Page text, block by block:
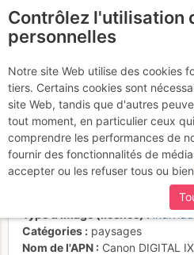
Col de
en vue
Activités
Date/heure
Catégories
paysages
Nom de l'APN
Canon DIGITAL
Contrôlez l'utilisation
personnelles
Notre site Web utilise des cookies
tiers. Certains cookies sont
site Web, tandis que d'autres
tout moment, en particulier ceux
comprendre les performances de
fournir des fonctionnalités de
accepter ou les refuser tous ou bien